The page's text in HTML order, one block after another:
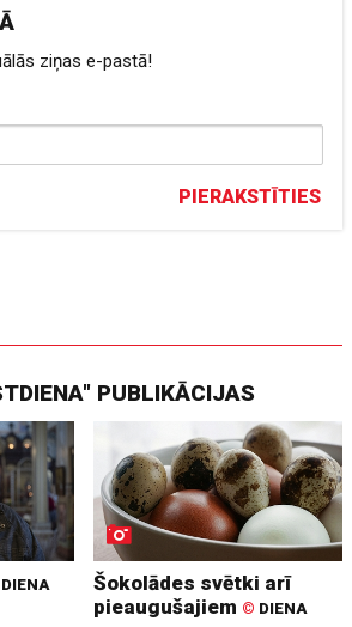
ziņas e-pastā!
PIERAKSTĪTIES
PUBLIKĀCIJAS
DIENA
Šokolādes svētki arī
pieaugušajiem © DIENA